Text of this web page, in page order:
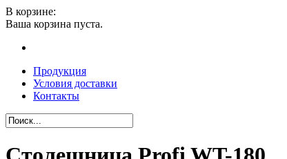
В корзине:
Ваша корзина пуста.
Продукция
Условия доставки
Контакты